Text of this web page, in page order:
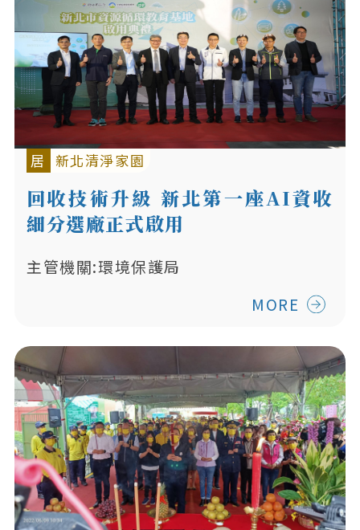
居 新北清淨家園
回收技術升級 新北第一座AI資收
細分選廠正式啟用
主管機關:環境保護局
MORE